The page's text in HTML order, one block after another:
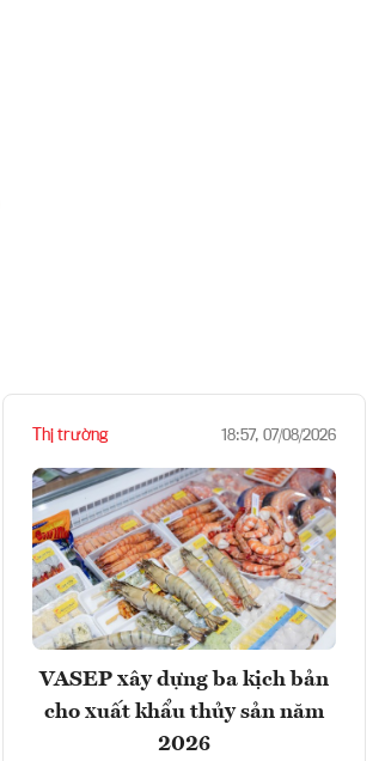
Thị trường 18:57, 07/08/2026
VASEP xây dựng ba kịch bản
cho xuất khẩu thủy sản năm
2026